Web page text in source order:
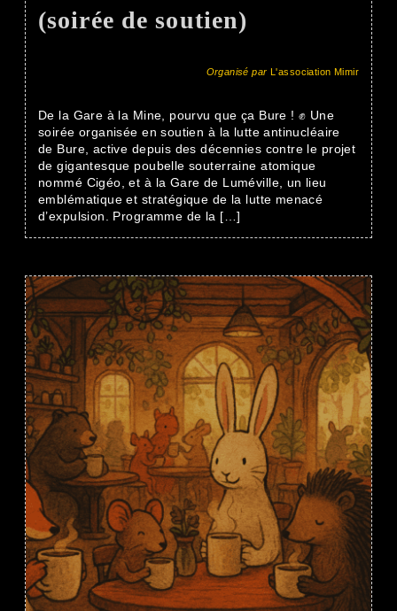
(soirée de soutien)
Organisé parL'association Mimir
De la Gare à la Mine, pourvu que ça Bure ! ✊ Une
soirée organisée en soutien à la lutte antinucléaire
de Bure, active depuis des décennies contre le projet
de gigantesque poubelle souterraine atomique
nommé Cigéo, et à la Gare de Luméville, un lieu
emblématique et stratégique de la lutte menacé
d’expulsion. Programme de la […]